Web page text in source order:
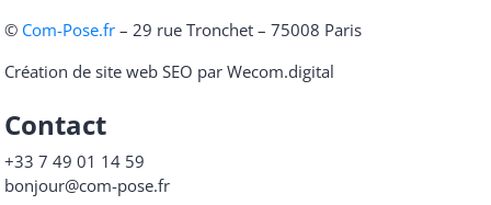
© Com-Pose.fr – 29 rue Tronchet – 75008 Paris
Création de site web SEO par Wecom.digital
Contact
+33 7 49 01 14 59
bonjour@com-pose.fr